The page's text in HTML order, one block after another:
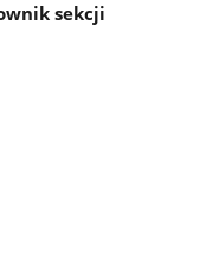
sekcji